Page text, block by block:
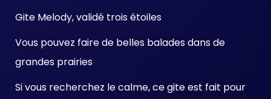
Gite Melody, validé trois étoiles
Vous pouvez faire de belles balades dans de
grandes prairies
Si vous recherchez le calme, ce gite est fait pour